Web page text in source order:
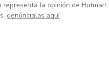
la opinión de Hotmart.
denúncialas aquí